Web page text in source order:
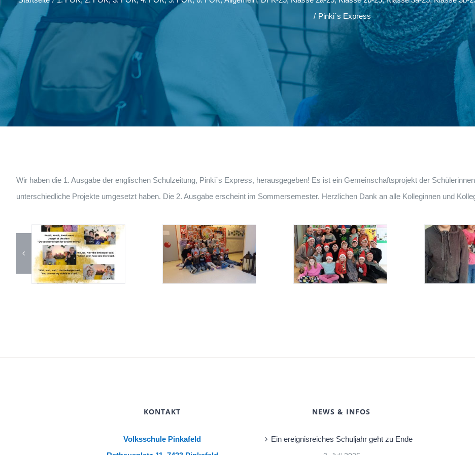
/ Pinki´s Express
Wir haben die 1. Ausgabe der englischen Schulzeitung, Pinki´s Express, herausgegeben! Es ist ein Gemeinschaftsprojekt der
unterschiedliche Projekte umgesetzt haben. Die 2. Ausgabe erscheint im Sommersemester. Herzlichen Dank an alle Kolleginnen und
KONTAKT
Volksschule Pinkafeld
NEWS & INFOS
Ein ereignisreiches Schuljahr geht zu Ende